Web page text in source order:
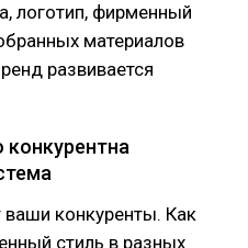
логотип, фирменный
материалов
развивается
конкурентна
ваши конкуренты. Как
стиль в разных